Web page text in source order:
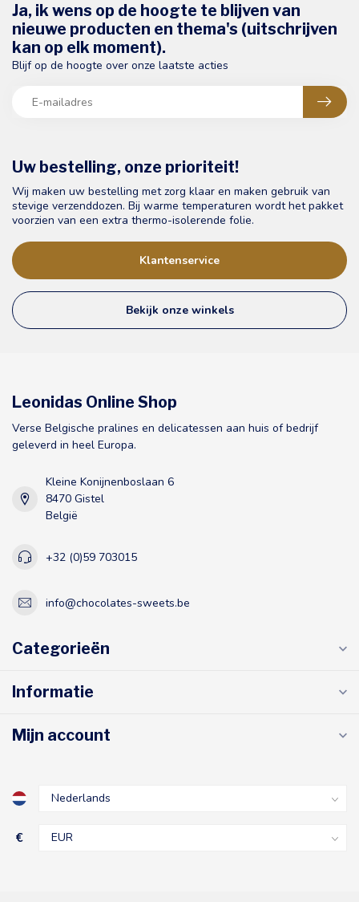
Uw bestelling, onze prioriteit!
Wij maken uw bestelling met zorg klaar en maken gebruik van
stevige verzenddozen. Bij warme temperaturen wordt het pakket
voorzien van een extra thermo-isolerende folie.
Klantenservice
Bekijk onze winkels
Ja, ik wens op de hoogte te blijven van
nieuwe producten en thema's (uitschrijven
kan op elk moment).
Blijf op de hoogte over onze laatste acties
Leonidas Online Shop
Verse Belgische pralines en delicatessen aan huis of bedrijf
geleverd in heel Europa.
Kleine Konijnenboslaan 6
8470 Gistel
België
+32 (0)59 703015
info@chocolates-sweets.be
Categorieën
Informatie
Mijn account
€